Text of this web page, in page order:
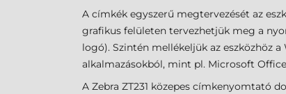
A címkék egyszerű megtervezését az
grafikus felületen tervezhetjük meg a
logó). Szintén mellékeljük az eszközhöz
alkalmazásokból, mint pl. Microsoft
A Zebra ZT231 közepes címkenyomtató